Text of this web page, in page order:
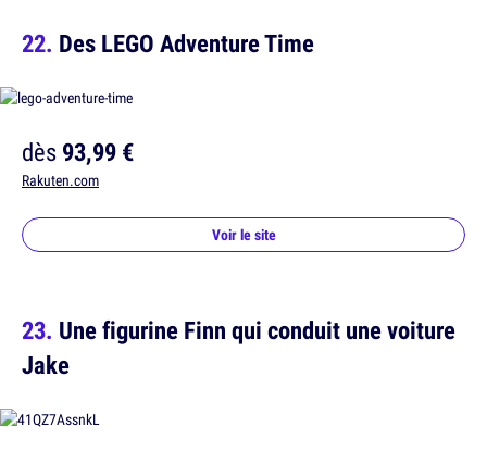
Des LEGO Adventure Time
dès93,99 €
Rakuten.com
Voir le site
Une figurine Finn qui conduit une voiture
Jake